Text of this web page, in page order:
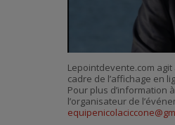
Lepointdevente.com
cadre de l’affichage en
Pour plus d’information
l’organisateur de